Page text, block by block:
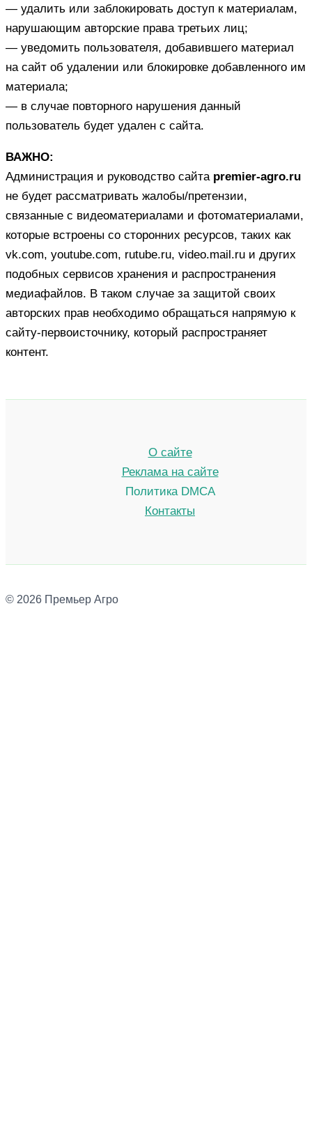
— удалить или заблокировать доступ к материалам,
нарушающим авторские права третьих лиц;
— уведомить пользователя, добавившего материал
на сайт об удалении или блокировке добавленного им
материала;
— в случае повторного нарушения данный
пользователь будет удален с сайта.
ВАЖНО:
Администрация и руководство сайта premier-agro.ru
не будет рассматривать жалобы/претензии,
связанные с видеоматериалами и фотоматериалами,
которые встроены со сторонних ресурсов, таких как
vk.com, youtube.com, rutube.ru, video.mail.ru и других
подобных сервисов хранения и распространения
медиафайлов. В таком случае за защитой своих
авторских прав необходимо обращаться напрямую к
сайту-первоисточнику, который распространяет
контент.
О сайте
Реклама на сайте
Политика DMCA
Контакты
© 2026 Премьер Агро